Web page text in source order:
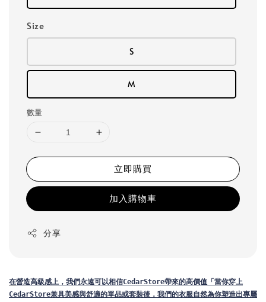
Size
S
M
數量
立即購買
加入購物車
分享
在營造高級感上，我們永遠可以相信CedarStore帶來的高價值 「當你穿上
CedarStore兼具美感與舒適的單品或套裝後，我們的衣服自然為你塑造出專屬